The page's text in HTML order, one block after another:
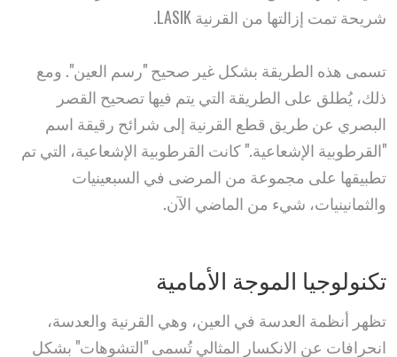
شريحة تمت إزالتها من القرنية LASIK.
تسمى هذه الطريقة بشكل غير صحيح "رسم العين". ومع
ذلك، يُطلق على الطريقة التي يتم فيها تصحيح القصر
البصري عن طريق قطع القرنية إلى شرائح رقيقة اسم
"القرطوبية الإشعاعية." كانت القرطوبية الإشعاعية، التي تم
تطبيقها على مجموعة من المرضى في السبعينيات
والثمانينيات، شيء من الماضي الآن.
تكنولوجيا الموجة الأمامية
تظهر أنظمة العدسة في العين، وهي القرنية والعدسة،
انحرافات عن الانكسار المثالي تُسمى "التشوهات" بشكل